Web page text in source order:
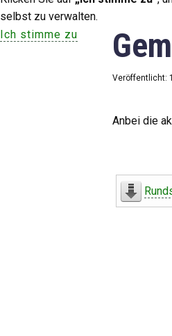
Veröffentlicht:
Anbei die
selbst zu verwalten.
Ich stimme zu